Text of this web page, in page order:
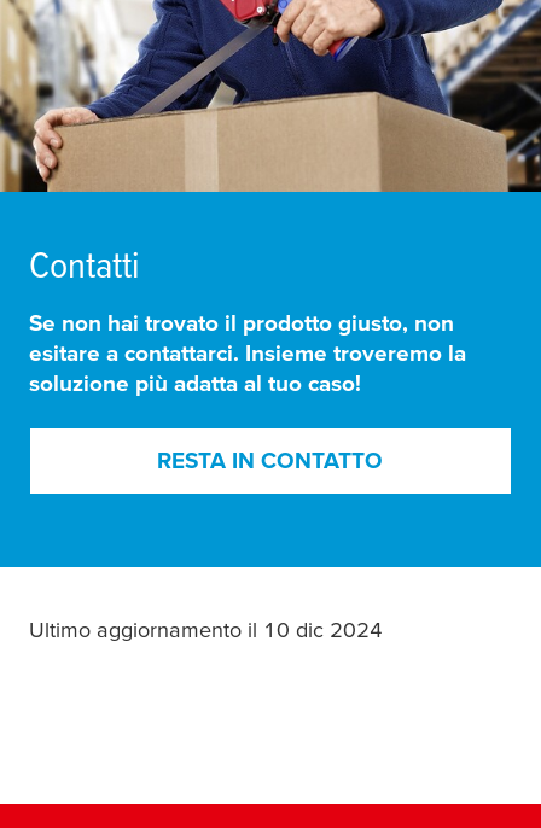
Contatti
Se non hai trovato il prodotto giusto, non
esitare a contattarci. Insieme troveremo la
soluzione più adatta al tuo caso!
RESTA IN CONTATTO
Ultimo aggiornamento il 10 dic 2024